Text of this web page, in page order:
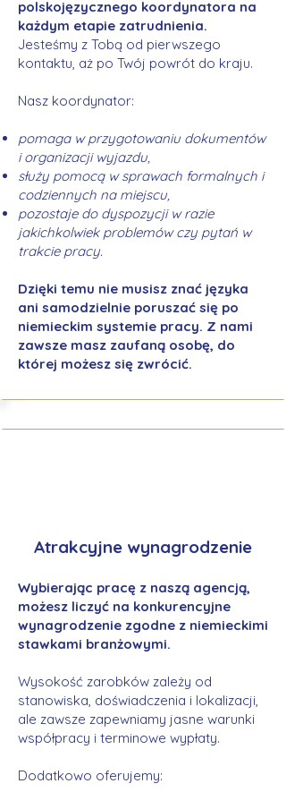
polskojęzycznego koordynatora na
każdym etapie zatrudnienia.
Jesteśmy z Tobą od pierwszego
kontaktu, aż po Twój powrót do kraju.
Nasz koordynator:
pomaga w przygotowaniu dokumentów
i organizacji wyjazdu,
służy pomocą w sprawach formalnych i
codziennych na miejscu,
pozostaje do dyspozycji w razie
jakichkolwiek problemów czy pytań w
trakcie pracy.
Dzięki temu nie musisz znać języka
ani samodzielnie poruszać się po
niemieckim systemie pracy. Z nami
zawsze masz zaufaną osobę, do
której możesz się zwrócić.
Atrakcyjne wynagrodzenie
Wybierając pracę z naszą agencją,
możesz liczyć na konkurencyjne
wynagrodzenie zgodne z niemieckimi
stawkami branżowymi.
Wysokość zarobków zależy od
stanowiska, doświadczenia i lokalizacji,
ale zawsze zapewniamy jasne warunki
współpracy i terminowe wypłaty.
Dodatkowo oferujemy: